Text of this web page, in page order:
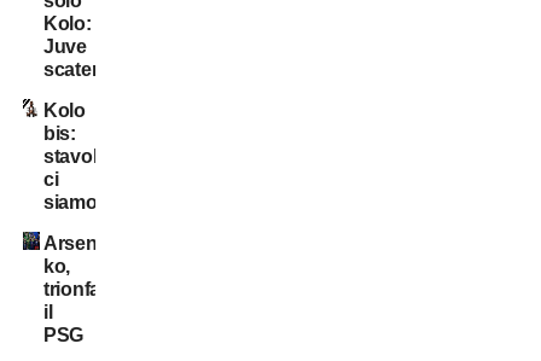
Kolo:
Juve
scatenata!
Kolo
bis:
stavolta
ci
siamo?
Arsenal
ko,
trionfa
il
PSG